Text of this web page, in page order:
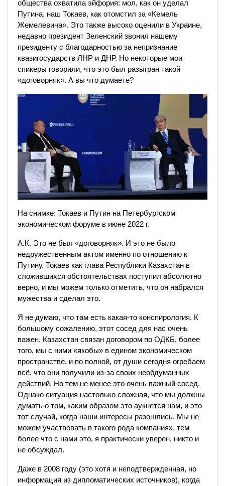
общества охватила эйфория: мол, как он уделал
Путина, наш Токаев, как отомстил за «Кемель
Жемелевича». Это также высоко оценили в Украине,
недавно президент Зеленский звонил нашему
президенту с благодарностью за непризнание
квазигосударств ЛНР и ДНР. Но некоторые мои
спикеры говорили, что это был разыгран такой
«договорняк». А вы что думаете?
На снимке: Токаев и Путин на Петербургском
экономическом форуме в июне 2022 г.
А.К. Это не был «договорняк». И это не было
недружественным актом именно по отношению к
Путину. Токаев как глава Республики Казахстан в
сложившихся обстоятельствах поступил абсолютно
верно, и мы можем только отметить, что он набрался
мужества и сделал это.
Я не думаю, что там есть какая-то конспирология. К
большому сожалению, этот сосед для нас очень
важен. Казахстан связан договором по ОДКБ, более
того, мы с ними «якобы» в едином экономическом
пространстве, и по полной, от души сегодня огребаем
всё, что они получили из-за своих необдуманных
действий. Но тем не менее это очень важный сосед.
Однако ситуация настолько сложная, что мы должны
думать о том, каким образом это аукнется нам, и это
тот случай, когда наши интересы разошлись. Мы не
можем участвовать в такого рода компаниях, тем
более что с нами это, я практически уверен, никто и
не обсуждал.
Даже в 2008 году (это хотя и неподтвержденная, но
информация из дипломатических источников), когда